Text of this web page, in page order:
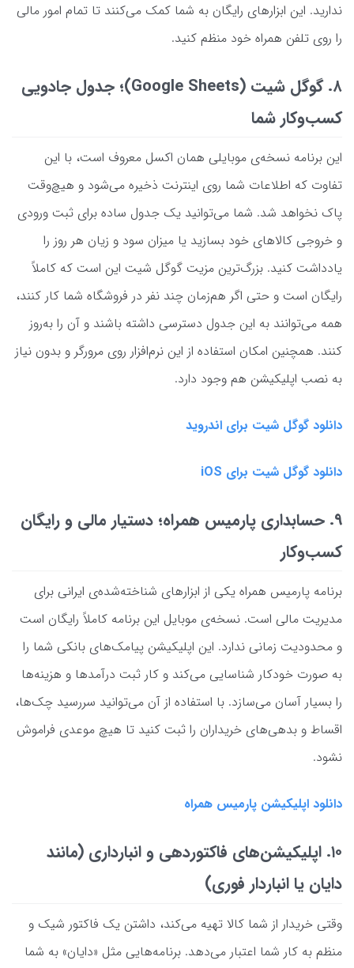
ندارید. این ابزارهای رایگان به شما کمک می‌کنند تا تمام امور مالی
را روی تلفن همراه خود منظم کنید.
۸. گوگل شیت (Google Sheets)؛ جدول جادویی
کسب‌وکار شما
این برنامه نسخه‌ی موبایلی همان اکسل معروف است، با این
تفاوت که اطلاعات شما روی اینترنت ذخیره می‌شود و هیچ‌وقت
پاک نخواهد شد. شما می‌توانید یک جدول ساده برای ثبت ورودی
و خروجی کالاهای خود بسازید یا میزان سود و زیان هر روز را
یادداشت کنید. بزرگ‌ترین مزیت گوگل شیت این است که کاملاً
رایگان است و حتی اگر هم‌زمان چند نفر در فروشگاه شما کار کنند،
همه می‌توانند به این جدول دسترسی داشته باشند و آن را به‌روز
کنند. همچنین امکان استفاده از این نرم‌افزار روی مرورگر و بدون نیاز
به نصب اپلیکیشن هم وجود دارد.
دانلود گوگل شیت برای اندروید
دانلود گوگل شیت برای iOS
۹. حسابداری پارمیس همراه؛ دستیار مالی و رایگان
کسب‌وکار
برنامه پارمیس همراه یکی از ابزارهای شناخته‌شده‌ی ایرانی برای
مدیریت مالی است. نسخه‌ی موبایل این برنامه کاملاً رایگان است
و محدودیت زمانی ندارد. این اپلیکیشن پیامک‌های بانکی شما را
به صورت خودکار شناسایی می‌کند و کار ثبت درآمدها و هزینه‌ها
را بسیار آسان می‌سازد. با استفاده از آن می‌توانید سررسید چک‌ها،
اقساط و بدهی‌های خریداران را ثبت کنید تا هیچ موعدی فراموش
نشود.
دانلود اپلیکیشن پارمیس همراه
۱۰. اپلیکیشن‌های فاکتوردهی و انبارداری (مانند
دایان یا انباردار فوری)
وقتی خریدار از شما کالا تهیه می‌کند، داشتن یک فاکتور شیک و
منظم به کار شما اعتبار می‌دهد. برنامه‌هایی مثل «دایان» به شما